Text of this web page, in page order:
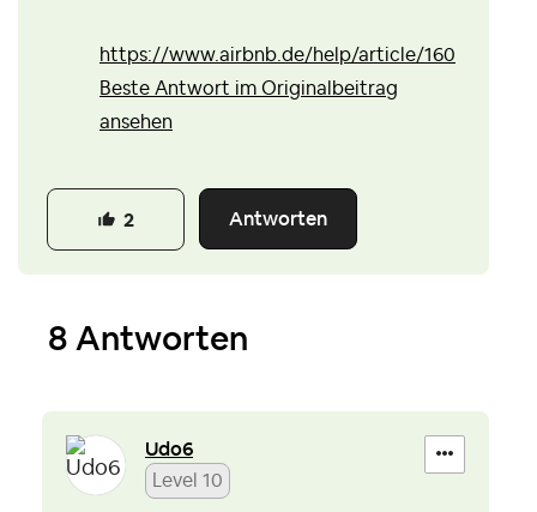
https://www.airbnb.de/help/article/160
Beste Antwort im Originalbeitrag
ansehen
Antworten
2
8 Antworten
Udo6
Level 10